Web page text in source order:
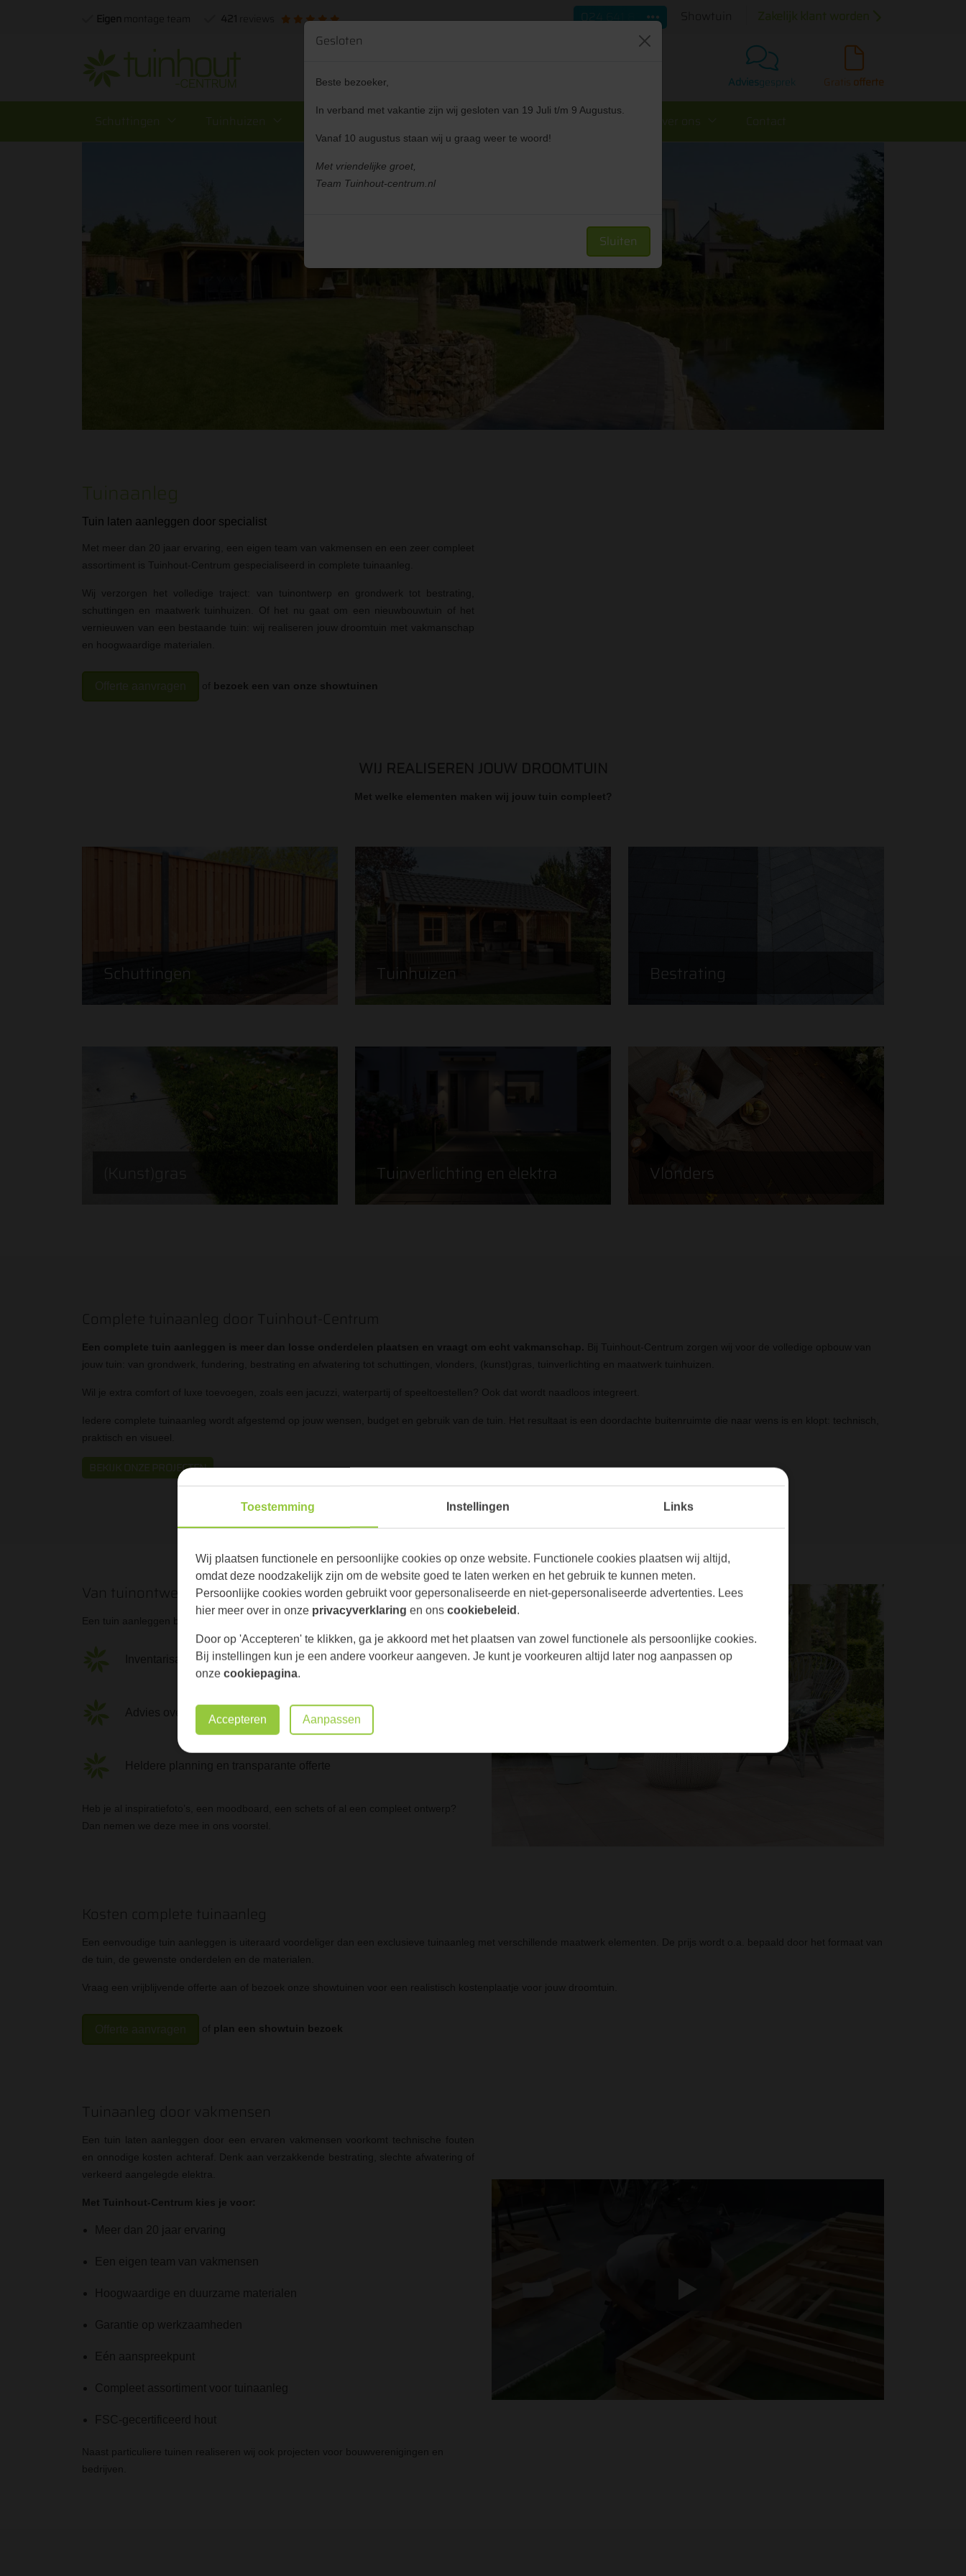
Eigen montage team 024 641 83 35
Adviesgesprek Gratis offerte
Schuttingen Tuinhuizen Tuin Projecten
Tuinaanleg
Tuin laten aanleggen door specialist
Met meer dan 20 jaar ervaring, een eigen team van vakmensen en een zeer compleet
assortiment is Tuinhout-Centrum gespecialiseerd in complete tuinaanleg.
Wij verzorgen het volledige traject: van tuinontwerp en grondwerk tot bestrating,
schuttingen en maatwerk tuinhuizen. Of het nu gaat om een nieuwbouwtuin of het
vernieuwen van een bestaande tuin: wij realiseren jouw droomtuin met vakmanschap
en hoogwaardige materialen.
Offerte aanvragen of bezoek een van onze showtuinen
WIJ REALISEREN JOUW DROOMTUIN
Met welke elementen maken wij jouw tuin compleet?
Schuttingen Tuinhuizen Bestrating
(Kunst)gras Tuinverlichting en elektra Vlonders
BEKIJK ONZE PROJECTEN
Van tuinontwerp tot realisatie
Een tuin aanleggen begint met een goed plan. Wij starten altijd met:
Inventarisatie van jouw wensen
Advies over materialen en indeling
Heldere planning en transparante offerte
Heb je al inspiratiefoto’s, een moodboard, een schets of al een compleet ontwerp?
Dan nemen we deze mee in ons voorstel.
Kosten complete tuinaanleg
Een eenvoudige tuin aanleggen is uiteraard voordeliger dan een exclusieve tuinaanleg met verschillende maatwerk elementen. De prijs wordt o.a. bepaald door het formaat van
de tuin, de gewenste onderdelen en de materialen.
Vraag een vrijblijvende offerte aan of bezoek onze showtuinen voor een realistisch kostenplaatje voor jouw droomtuin.
Offerte aanvragen of plan een showtuin bezoek
Tuinaanleg door vakmensen
Een tuin laten aanleggen door een ervaren vakmensen voorkomt technische fouten
en onnodige kosten achteraf. Denk aan verzakkende bestrating, slechte afwatering of
verkeerd aangelegde elektra.
Met Tuinhout-Centrum kies je voor:
Meer dan 20 jaar ervaring
Een eigen team van vakmensen
Hoogwaardige en duurzame materialen
Garantie op werkzaamheden
Eén aanspreekpunt
Compleet assortiment voor tuinaanleg
FSC-gecertificeerd hout
Naast particuliere tuinen realiseren wij ook projecten voor bouwverenigingen en
bedrijven.
Gesloten
Beste bezoeker,
In verband met vakantie zijn wij gesloten van 19 Juli t/m 9 Augustus.
Vanaf 10 augustus staan wij u graag weer te woord!
Met vriendelijke groet,
Team Tuinhout-centrum.nl
Sluiten
Toestemming Instellingen Links
Wij plaatsen functionele en persoonlijke cookies op onze website. Functionele cookies plaatsen wij altijd,
omdat deze noodzakelijk zijn om de website goed te laten werken en het gebruik te kunnen meten.
Persoonlijke cookies worden gebruikt voor gepersonaliseerde en niet-gepersonaliseerde advertenties. Lees
hier meer over in onze privacyverklaring en ons cookiebeleid.
Door op 'Accepteren' te klikken, ga je akkoord met het plaatsen van zowel functionele als persoonlijke cookies.
Bij instellingen kun je een andere voorkeur aangeven. Je kunt je voorkeuren altijd later nog aanpassen op
onze cookiepagina.
Accepteren Aanpassen